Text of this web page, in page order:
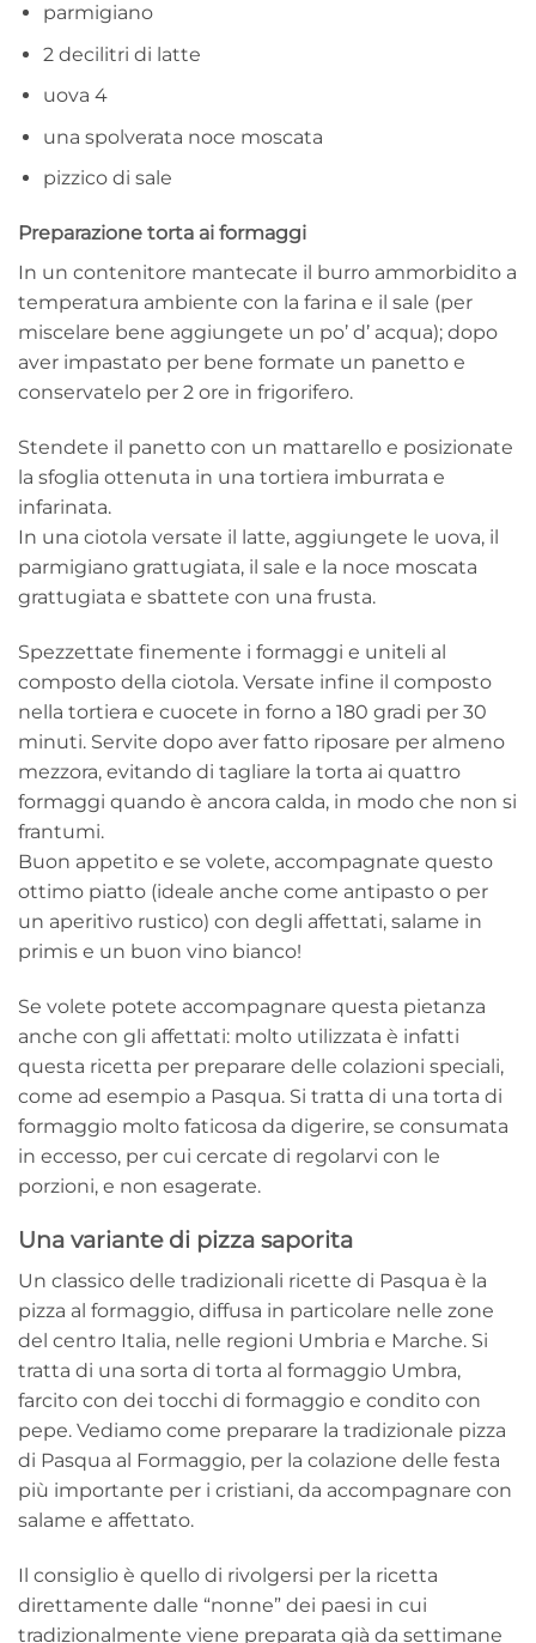
parmigiano
2 decilitri di latte
uova 4
una spolverata noce moscata
pizzico di sale
Preparazione torta ai formaggi
In un contenitore mantecate il burro ammorbidito a
temperatura ambiente con la farina e il sale (per
miscelare bene aggiungete un po’ d’ acqua); dopo
aver impastato per bene formate un panetto e
conservatelo per 2 ore in frigorifero.
Stendete il panetto con un mattarello e posizionate
la sfoglia ottenuta in una tortiera imburrata e
infarinata.
In una ciotola versate il latte, aggiungete le uova, il
parmigiano grattugiata, il sale e la noce moscata
grattugiata e sbattete con una frusta.
Spezzettate finemente i formaggi e uniteli al
composto della ciotola. Versate infine il composto
nella tortiera e cuocete in forno a 180 gradi per 30
minuti. Servite dopo aver fatto riposare per almeno
mezzora, evitando di tagliare la torta ai quattro
formaggi quando è ancora calda, in modo che non si
frantumi.
Buon appetito e se volete, accompagnate questo
ottimo piatto (ideale anche come antipasto o per
un aperitivo rustico) con degli affettati, salame in
primis e un buon vino bianco!
Se volete potete accompagnare questa pietanza
anche con gli affettati: molto utilizzata è infatti
questa ricetta per preparare delle colazioni speciali,
come ad esempio a Pasqua. Si tratta di una torta di
formaggio molto faticosa da digerire, se consumata
in eccesso, per cui cercate di regolarvi con le
porzioni, e non esagerate.
Una variante di pizza saporita
Un classico delle tradizionali ricette di Pasqua è la
pizza al formaggio, diffusa in particolare nelle zone
del centro Italia, nelle regioni Umbria e Marche. Si
tratta di una sorta di torta al formaggio Umbra,
farcito con dei tocchi di formaggio e condito con
pepe. Vediamo come preparare la tradizionale pizza
di Pasqua al Formaggio, per la colazione delle festa
più importante per i cristiani, da accompagnare con
salame e affettato.
Il consiglio è quello di rivolgersi per la ricetta
direttamente dalle “nonne” dei paesi in cui
tradizionalmente viene preparata già da settimane